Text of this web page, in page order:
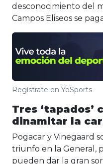
desconocimiento del
Campos Eliseos se
Regístrate en YoSports
Tres ‘tapados’
dinamitar la
Pogacar y Vinegaard
triunfo en la General,
pueden dar la gran